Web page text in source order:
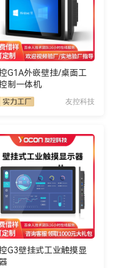
G1A外嵌壁挂/桌面工
制一体机
友控科技
G3壁挂式工业触摸显